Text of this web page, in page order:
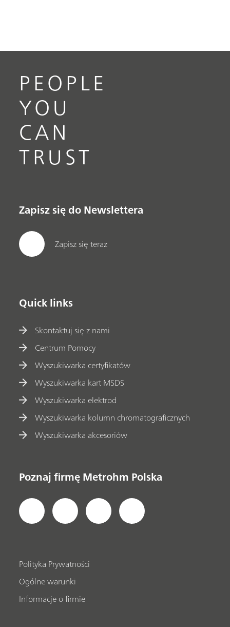
PEOPLE
YOU
CAN
TRUST
Zapisz się do Newslettera
Zapisz się teraz
Quick links
Skontaktuj się z nami
Centrum Pomocy
Wyszukiwarka certyfikatów
Wyszukiwarka kart MSDS
Wyszukiwarka elektrod
Wyszukiwarka kolumn chromatograficznych
Wyszukiwarka akcesoriów
Poznaj firmę Metrohm Polska
Polityka Prywatności
Ogólne warunki
Informacje o firmie